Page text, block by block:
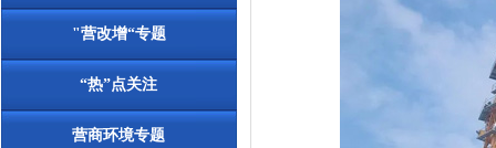
"营改增“专题
“热”点关注
营商环境专题